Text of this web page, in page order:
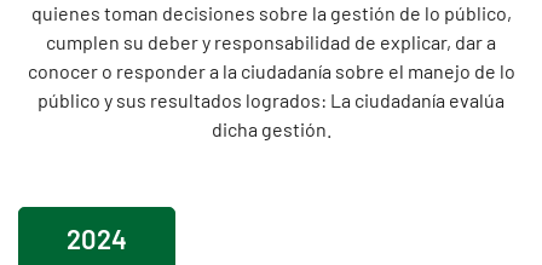
quienes toman decisiones sobre la gestión de lo público,
cumplen su deber y responsabilidad de explicar, dar a
conocer o responder a la ciudadanía sobre el manejo de lo
público y sus resultados logrados: La ciudadanía evalúa
dicha gestión.
2024